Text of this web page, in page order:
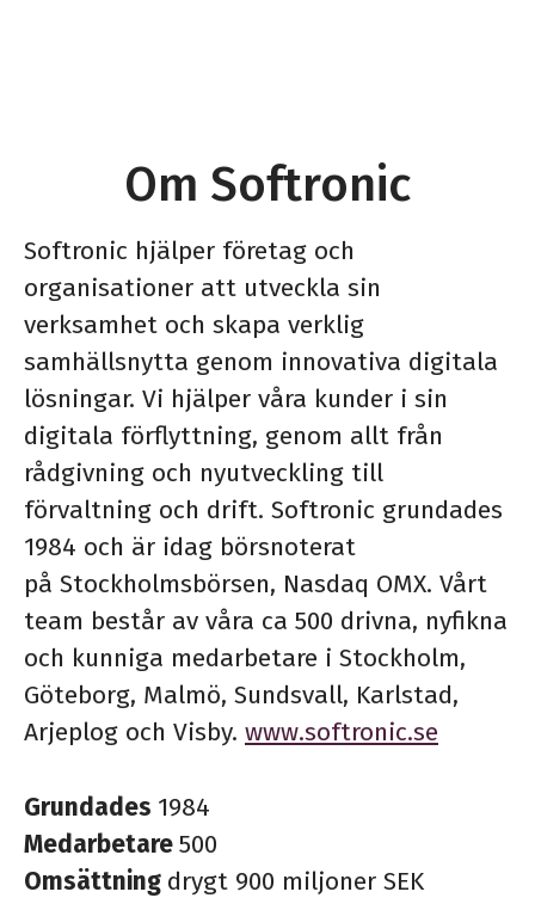
Om Softronic
Softronic hjälper företag och
organisationer att utveckla sin
verksamhet och skapa verklig
samhällsnytta genom innovativa digitala
lösningar. Vi hjälper våra kunder i sin
digitala förflyttning, genom allt från
rådgivning och nyutveckling till
förvaltning och drift. Softronic grundades
1984 och är idag börsnoterat
på Stockholmsbörsen, Nasdaq OMX. Vårt
team består av våra ca 500 drivna, nyfikna
och kunniga medarbetare i Stockholm,
Göteborg, Malmö, Sundsvall, Karlstad,
Arjeplog och Visby. www.softronic.se
Grundades 1984
Medarbetare500
Omsättning drygt 900 miljoner SEK